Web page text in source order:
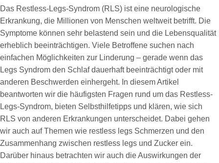
Das Restless-Legs-Syndrom (RLS) ist eine neurologische
Erkrankung, die Millionen von Menschen weltweit betrifft. Die
Symptome können sehr belastend sein und die Lebensqualität
erheblich beeinträchtigen. Viele Betroffene suchen nach
einfachen Möglichkeiten zur Linderung – gerade wenn das
Legs Syndrom den Schlaf dauerhaft beeinträchtigt oder mit
anderen Beschwerden einhergeht. In diesem Artikel
beantworten wir die häufigsten Fragen rund um das Restless-
Legs-Syndrom, bieten Selbsthilfetipps und klären, wie sich
RLS von anderen Erkrankungen unterscheidet. Dabei gehen
wir auch auf Themen wie restless legs Schmerzen und den
Zusammenhang zwischen restless legs und Zucker ein.
Darüber hinaus betrachten wir auch die Auswirkungen der